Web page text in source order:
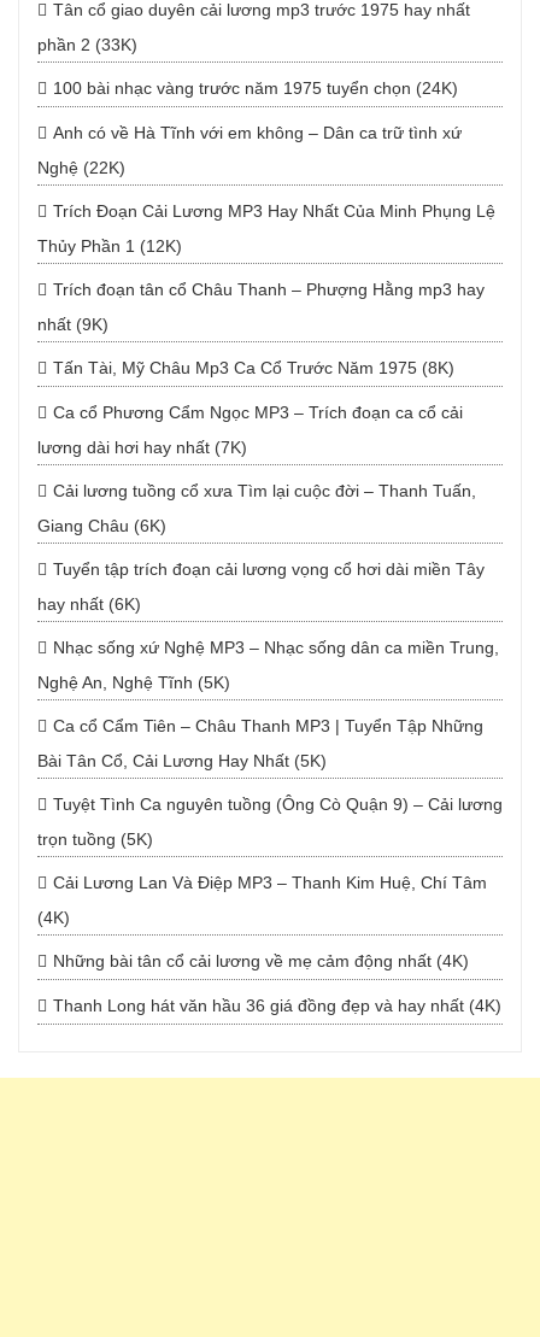
Tân cổ giao duyên cải lương mp3 trước 1975 hay nhất
phần 2 (33K)
100 bài nhạc vàng trước năm 1975 tuyển chọn (24K)
Anh có về Hà Tĩnh với em không – Dân ca trữ tình xứ
Nghệ (22K)
Trích Đoạn Cải Lương MP3 Hay Nhất Của Minh Phụng Lệ
Thủy Phần 1 (12K)
Trích đoạn tân cổ Châu Thanh – Phượng Hằng mp3 hay
nhất (9K)
Tấn Tài, Mỹ Châu Mp3 Ca Cổ Trước Năm 1975 (8K)
Ca cổ Phương Cẩm Ngọc MP3 – Trích đoạn ca cổ cải
lương dài hơi hay nhất (7K)
Cải lương tuồng cổ xưa Tìm lại cuộc đời – Thanh Tuấn,
Giang Châu (6K)
Tuyển tập trích đoạn cải lương vọng cổ hơi dài miền Tây
hay nhất (6K)
Nhạc sống xứ Nghệ MP3 – Nhạc sống dân ca miền Trung,
Nghệ An, Nghệ Tĩnh (5K)
Ca cổ Cẩm Tiên – Châu Thanh MP3 | Tuyển Tập Những
Bài Tân Cổ, Cải Lương Hay Nhất (5K)
Tuyệt Tình Ca nguyên tuồng (Ông Cò Quận 9) – Cải lương
trọn tuồng (5K)
Cải Lương Lan Và Điệp MP3 – Thanh Kim Huệ, Chí Tâm
(4K)
Những bài tân cổ cải lương về mẹ cảm động nhất (4K)
Thanh Long hát văn hầu 36 giá đồng đẹp và hay nhất (4K)